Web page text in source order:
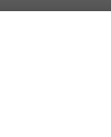
pannetje
alles goed door
en gebruik de